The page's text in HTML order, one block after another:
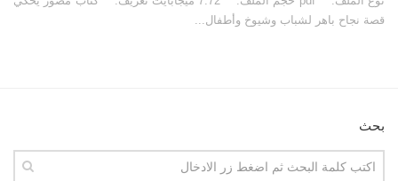
ركن الأطفال
أخرى
صور انتهاكات صهيونية
قصة نجاح باهر لشباب وشيوخ وأطفال...
بحث